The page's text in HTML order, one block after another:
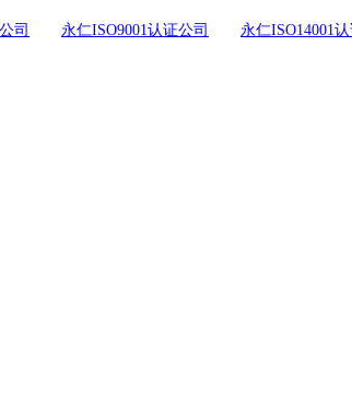
司 永仁ISO9001认证公司 永仁ISO14001